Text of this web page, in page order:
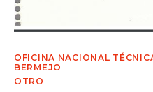
OFICINA NACIONAL
BERMEJO
OTRO